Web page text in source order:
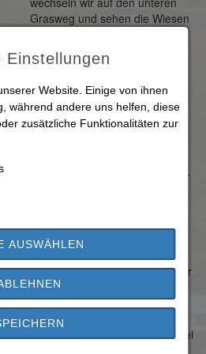
Grasweg und sehen die Wiesen
Hand säumt ein Gehölzstreifen
den Weg.
Nun nähern wir uns einem
besonders schönen und
interessanten Landschaftsteil,
den Jahren 1975 bis 1995 Moor
Wasserfläche, einige Bänke
laden hier zum Verweilen und
Beobachten ein. Unterhalb einer
kleinen Böschung gehen wir
weiter durch Wiesen und an
Gärten entlang, bis wir die
Leeheimer Straße erreichen. Bei
Einstellungen
Website. Einige von ihnen
während andere uns helfen, diese
zusätzliche Funktionalitäten zur
AUSWÄHLEN